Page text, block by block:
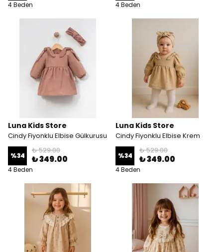
4 Beden 4 Beden
Luna Kids Store
Cindy Fiyonklu Elbise Gülkurusu
%34
₺ 529.00
₺ 349.00
4 Beden
Luna Kids Store
Cindy Fiyonklu Elbise Krem
%34
₺ 529.00
₺ 349.00
4 Beden